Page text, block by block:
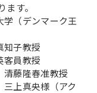
す。
（デンマーク王
子教授
員教授
藤隆春准教授
上真央様（アク